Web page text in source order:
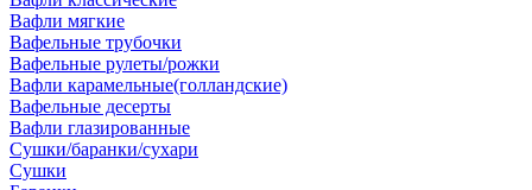
Вафли мягкие
Вафельные трубочки
Вафельные рулеты/рожки
Вафли карамельные(голландские)
Вафельные десерты
Вафли глазированные
Сушки/баранки/сухари
Сушки